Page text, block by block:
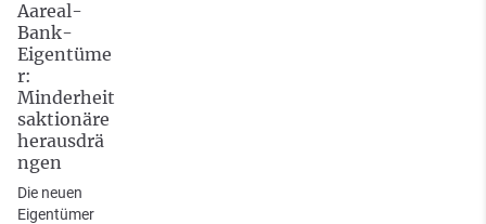
Aareal-
Bank-
Eigentüme
r:
Minderheit
saktionäre
herausdrä
ngen
Die neuen
Eigentümer